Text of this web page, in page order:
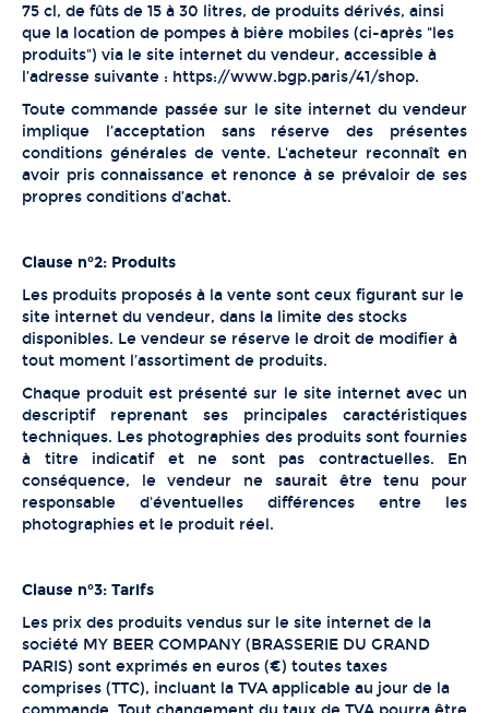
FABRICATION DE LA BIÈRE
CONTACT
MERCHANDISING
75 cl, de fûts de 15 à 30 litres, de produits dérivés, ainsi
que la location de pompes à bière mobiles (ci-après "les
produits") via le site internet du vendeur, accessible à
l’adresse suivante : https://www.bgp.paris/41/shop.
Toute commande passée sur le site internet du vendeur
implique l’acceptation sans réserve des présentes
conditions générales de vente. L'acheteur reconnaît en
avoir pris connaissance et renonce à se prévaloir de ses
propres conditions d’achat.
Clause n°2: Produits
Les produits proposés à la vente sont ceux figurant sur le
site internet du vendeur, dans la limite des stocks
disponibles. Le vendeur se réserve le droit de modifier à
tout moment l’assortiment de produits.
Chaque produit est présenté sur le site internet avec un
descriptif reprenant ses principales caractéristiques
techniques. Les photographies des produits sont fournies
à titre indicatif et ne sont pas contractuelles. En
conséquence, le vendeur ne saurait être tenu pour
responsable d'éventuelles différences entre les
photographies et le produit réel.
Clause n°3: Tarifs
Les prix des produits vendus sur le site internet de la
société MY BEER COMPANY (BRASSERIE DU GRAND
PARIS) sont exprimés en euros (€) toutes taxes
comprises (TTC), incluant la TVA applicable au jour de la